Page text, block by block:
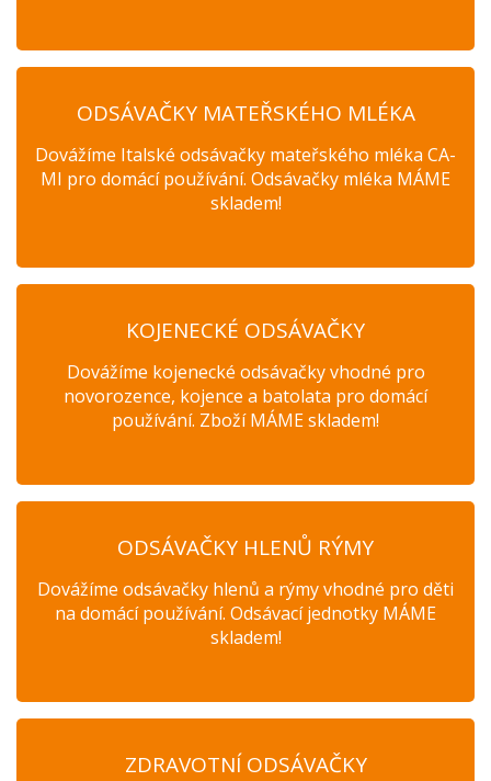
ODSÁVAČKY MATEŘSKÉHO MLÉKA
Dovážíme Italské odsávačky mateřského mléka CA-
MI pro domácí používání. Odsávačky mléka MÁME
skladem!
KOJENECKÉ ODSÁVAČKY
Dovážíme kojenecké odsávačky vhodné pro
novorozence, kojence a batolata pro domácí
používání. Zboží MÁME skladem!
ODSÁVAČKY HLENŮ RÝMY
Dovážíme odsávačky hlenů a rýmy vhodné pro děti
na domácí používání. Odsávací jednotky MÁME
skladem!
ZDRAVOTNÍ ODSÁVAČKY